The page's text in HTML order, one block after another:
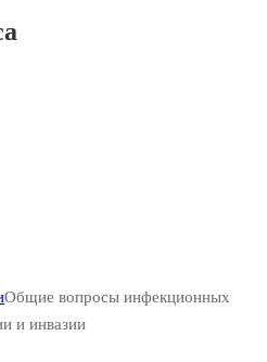
Общие вопросы инфекционных
и инвазии